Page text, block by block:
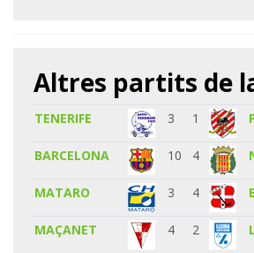
Altres partits de
TENERIFE 3 1
BARCELONA 10 4
MATARO 3 4
MAÇANET 4 2